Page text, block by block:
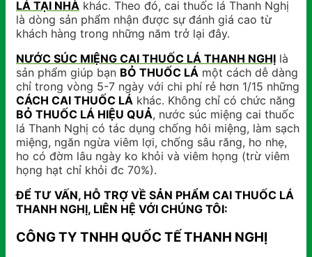
LÁ TẠI NHÀ khác. Theo đó, cai thuốc lá Thanh Nghị
là dòng sản phẩm nhận được sự đánh giá cao từ
khách hàng trong những năm trở lại đây.
NƯỚC SÚC MIỆNG CAI THUỐC LÁ THANH NGHỊ là
sản phẩm giúp bạn BỎ THUỐC LÁ một cách dễ dàng
chỉ trong vòng 5-7 ngày với chi phí rẻ hơn 1/15 những
CÁCH CAI THUỐC LÁ khác. Không chỉ có chức năng
BỎ THUỐC LÁ HIỆU QUẢ, nước súc miệng cai thuốc
lá Thanh Nghị có tác dụng chống hôi miệng, làm sạch
miệng, ngăn ngừa viêm lợi, chống sâu răng, ho nhẹ,
ho có đờm lâu ngày ko khỏi và viêm họng (trừ viêm
họng hạt chỉ khỏi đc 70%).
ĐỂ TƯ VẤN, HỖ TRỢ VỀ SẢN PHẨM CAI THUỐC LÁ
THANH NGHỊ, LIÊN HỆ VỚI CHÚNG TÔI:
CÔNG TY TNHH QUỐC TẾ THANH NGHỊ